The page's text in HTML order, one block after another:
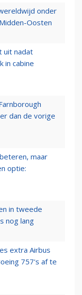
onder
Oosten
uit nadat
in cabine
dan de vorige
maar
optie:
in tweede
nog lang
extra Airbus
757's af te